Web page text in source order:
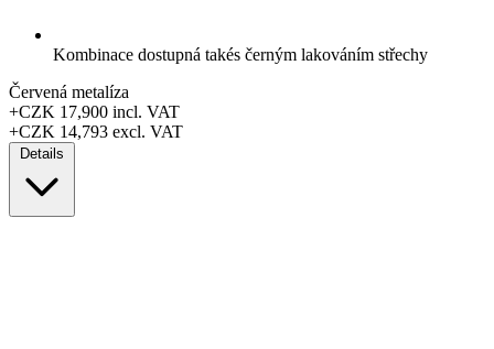
Kombinace dostupná takés černým lakováním střechy
Červená metalíza
+CZK 17,900 incl. VAT
+CZK 14,793 excl. VAT
Details